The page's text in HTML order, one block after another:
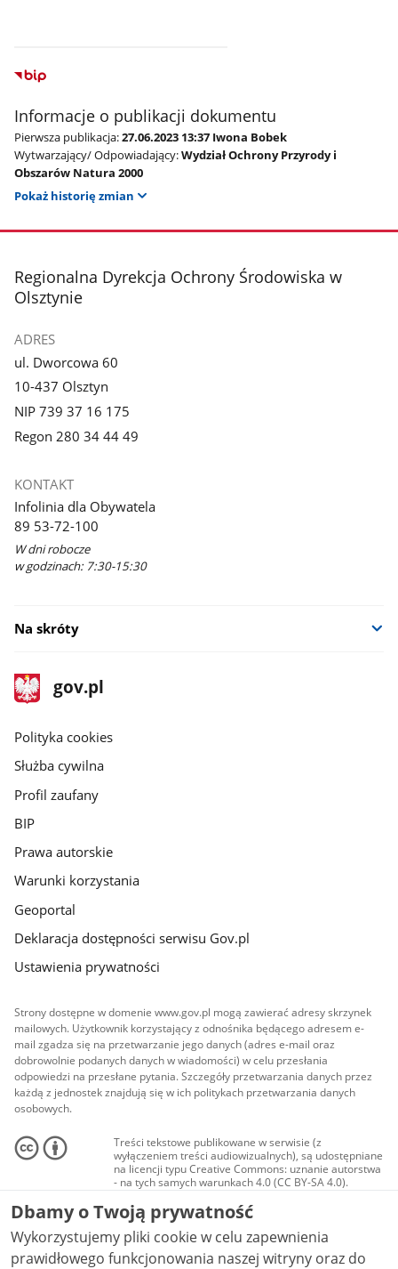
Informacje o publikacji dokumentu
Pierwsza publikacja:27.06.2023 13:37 Iwona Bobek
Wytwarzający/ Odpowiadający:Wydział Ochrony Przyrody i
Obszarów Natura 2000
Pokaż historię zmian
stopka
Regionalna Dyrekcja Ochrony Środowiska w
Olsztynie
ADRES
ul. Dworcowa 60
10-437 Olsztyn
NIP 739 37 16 175
Regon 280 34 44 49
KONTAKT
Infolinia dla Obywatela
89 53-72-100
W dni robocze
w godzinach: 7:30-15:30
Na skróty
stopka
gov.pl
Strona
gov.pl
gov.pl
Polityka cookies
Służba cywilna
Profil zaufany
BIP
Prawa autorskie
Warunki korzystania
Geoportal
Deklaracja dostępności serwisu Gov.pl
Ustawienia prywatności
Strony dostępne w domenie www.gov.pl mogą zawierać adresy skrzynek
mailowych. Użytkownik korzystający z odnośnika będącego adresem e-
mail zgadza się na przetwarzanie jego danych (adres e-mail oraz
dobrowolnie podanych danych w wiadomości) w celu przesłania
odpowiedzi na przesłane pytania. Szczegóły przetwarzania danych przez
każdą z jednostek znajdują się w ich politykach przetwarzania danych
osobowych.
Treści tekstowe publikowane w serwisie (z
wyłączeniem treści audiowizualnych), są udostępniane
na licencji typu Creative Commons: uznanie autorstwa
- na tych samych warunkach 4.0 (CC BY-SA 4.0).
Materiały audiowizualne, w tym zdjęcia, materiały
audio i wideo, są udostępniane na licencji typu
Creative Commons: uznanie autorstwa użycie
niekomercyjne - bez utworów zależnych 4.0 (CC BY-
NC-ND 4.0), o ile nie jest to stwierdzone inaczej.
Dbamy o Twoją prywatność
Wykorzystujemy pliki cookie w celu zapewnienia
prawidłowego funkcjonowania naszej witryny oraz do